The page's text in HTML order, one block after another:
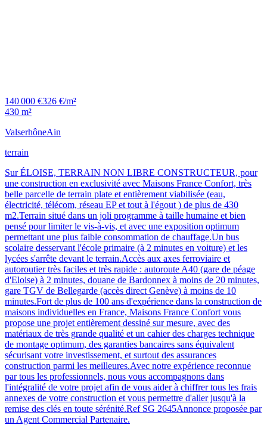
140 000 €326 €/m²
430 m²
ValserhôneAin
terrain
Sur ÉLOISE, TERRAIN NON LIBRE CONSTRUCTEUR, pour
une construction en exclusivité avec Maisons France Confort, très
belle parcelle de terrain plate et entièrement viabilisée (eau,
électricité, télécom, réseau EP et tout à l'égout ) de plus de 430
m2.Terrain situé dans un joli programme à taille humaine et bien
pensé pour limiter le vis-à-vis, et avec une exposition optimum
permettant une plus faible consommation de chauffage.Un bus
scolaire desservant l'école primaire (à 2 minutes en voiture) et les
lycées s'arrête devant le terrain.Accès aux axes ferroviaire et
autoroutier très faciles et très rapide : autoroute A40 (gare de péage
d'Eloise) à 2 minutes, douane de Bardonnex à moins de 20 minutes,
gare TGV de Bellegarde (accès direct Genève) à moins de 10
minutes.Fort de plus de 100 ans d'expérience dans la construction de
maisons individuelles en France, Maisons France Confort vous
propose une projet entièrement dessiné sur mesure, avec des
matériaux de très grande qualité et un cahier des charges technique
de montage optimum, des garanties bancaires sans équivalent
sécurisant votre investissement, et surtout des assurances
construction parmi les meilleures.Avec notre expérience reconnue
par tous les professionnels, nous vous accompagnons dans
l'intégralité de votre projet afin de vous aider à chiffrer tous les frais
annexes de votre construction et vous permettre d'aller jusqu'à la
remise des clés en toute sérénité.Ref SG 2645Annonce proposée par
un Agent Commercial Partenaire.